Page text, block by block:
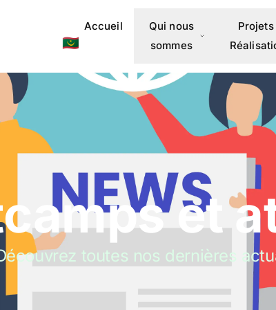
🇲🇷
Accueil
Qui nous
sommes
Projets
et
toutes nos dernières